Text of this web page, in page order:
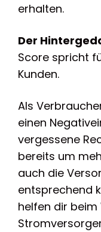
erhalten.
Der
Score spricht
Kunden.
Als
einen
vergessene
bereits um
auch die
entsprechend
helfen dir beim